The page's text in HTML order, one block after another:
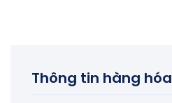
Thông tin hàng hóa